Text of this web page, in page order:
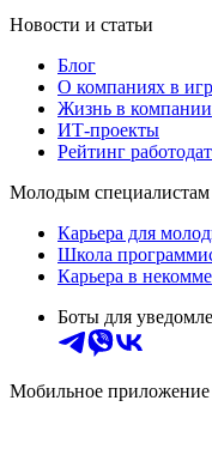
Новости и статьи
Блог
О компаниях в
Жизнь в компании
ИТ-проекты
Рейтинг
Молодым специалистам
Карьера для
Школа
Карьера в
Боты для
Мобильное приложение